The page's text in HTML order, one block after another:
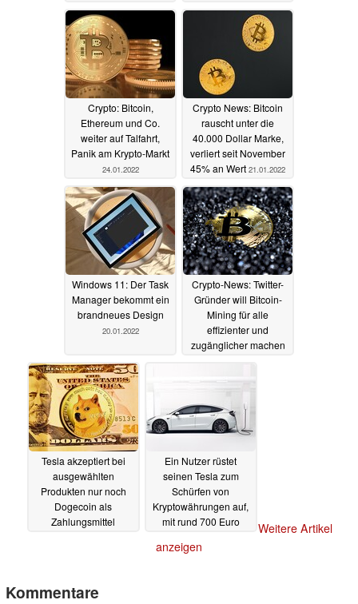
11.01.2023 26.01.2022
Crypto: Bitcoin,
Ethereum und Co.
weiter auf Talfahrt,
Panik am Krypto-Markt
24.01.2022
Crypto News: Bitcoin
rauscht unter die
40.000 Dollar Marke,
verliert seit November
45% an Wert 21.01.2022
Windows 11: Der Task
Manager bekommt ein
brandneues Design
20.01.2022
Crypto-News: Twitter-
Gründer will Bitcoin-
Mining für alle
effizienter und
zugänglicher machen
16.01.2022
Tesla akzeptiert bei
ausgewählten
Produkten nur noch
Dogecoin als
Zahlungsmittel
Ein Nutzer rüstet
seinen Tesla zum
Schürfen von
Kryptowährungen auf,
mit rund 700 Euro
10.01.2022
Weitere Artikel
anzeigen
Kommentare